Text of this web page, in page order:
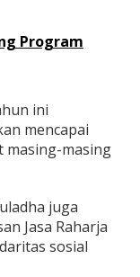
Program
ini
mencapai
masing-masing
juga
Jasa Raharja
sosial